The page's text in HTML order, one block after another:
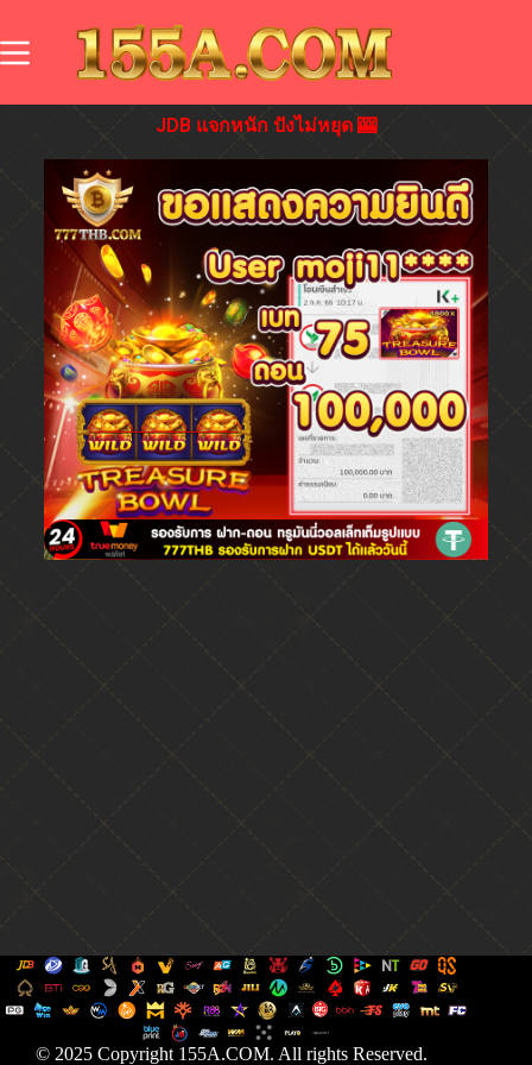
JDB แจกหนัก ปังไม่หยุด 🎰
© 2025 Copyright 155A.COM. All rights Reserved.